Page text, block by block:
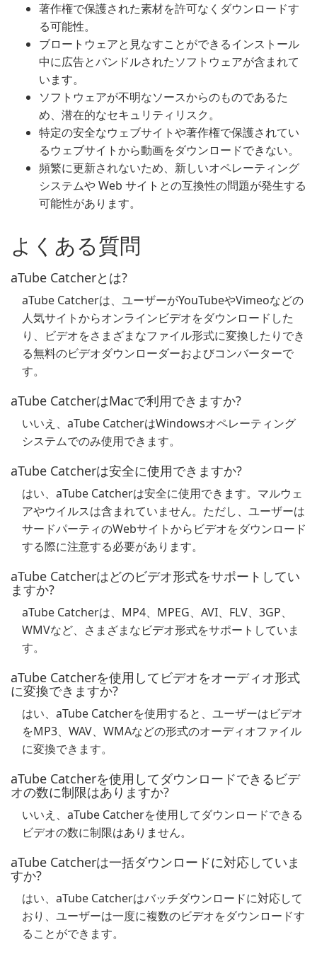
著作権で保護された素材を許可なくダウンロードす
る可能性。
ブロートウェアと見なすことができるインストール
中に広告とバンドルされたソフトウェアが含まれて
います。
ソフトウェアが不明なソースからのものであるた
め、潜在的なセキュリティリスク。
特定の安全なウェブサイトや著作権で保護されてい
るウェブサイトから動画をダウンロードできない。
頻繁に更新されないため、新しいオペレーティング
システムや Web サイトとの互換性の問題が発生する
可能性があります。
よくある質問
aTube Catcherとは?
aTube Catcherは、ユーザーがYouTubeやVimeoなどの
人気サイトからオンラインビデオをダウンロードした
り、ビデオをさまざまなファイル形式に変換したりでき
る無料のビデオダウンローダーおよびコンバーターで
す。
aTube CatcherはMacで利用できますか?
いいえ、aTube CatcherはWindowsオペレーティング
システムでのみ使用できます。
aTube Catcherは安全に使用できますか?
はい、aTube Catcherは安全に使用できます。マルウェ
アやウイルスは含まれていません。ただし、ユーザーは
サードパーティのWebサイトからビデオをダウンロード
する際に注意する必要があります。
aTube Catcherはどのビデオ形式をサポートしてい
ますか?
aTube Catcherは、MP4、MPEG、AVI、FLV、3GP、
WMVなど、さまざまなビデオ形式をサポートしていま
す。
aTube Catcherを使用してビデオをオーディオ形式
に変換できますか?
はい、aTube Catcherを使用すると、ユーザーはビデオ
をMP3、WAV、WMAなどの形式のオーディオファイル
に変換できます。
aTube Catcherを使用してダウンロードできるビデ
オの数に制限はありますか?
いいえ、aTube Catcherを使用してダウンロードできる
ビデオの数に制限はありません。
aTube Catcherは一括ダウンロードに対応していま
すか?
はい、aTube Catcherはバッチダウンロードに対応して
おり、ユーザーは一度に複数のビデオをダウンロードす
ることができます。